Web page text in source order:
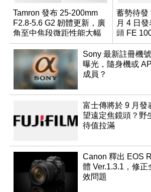
Tamron 發布 25-200mm
F2.8-5.6 G2 韌體更新，廣
角至中焦段微距性能大幅
升級
蓄勢待發
月 4 日
頭 FE
Sony 最新註冊機
曝光，隨身機或
成員？
富士傳將於 9 月發
望遠定焦鏡頭？野
待值拉滿
Canon 釋出 EOS
體 Ver.1.3.1，修
效問題